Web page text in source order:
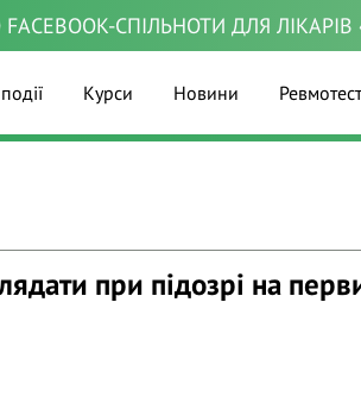
СПІЛЬНОТИ ДЛЯ
Курси Новини
при підозрі на